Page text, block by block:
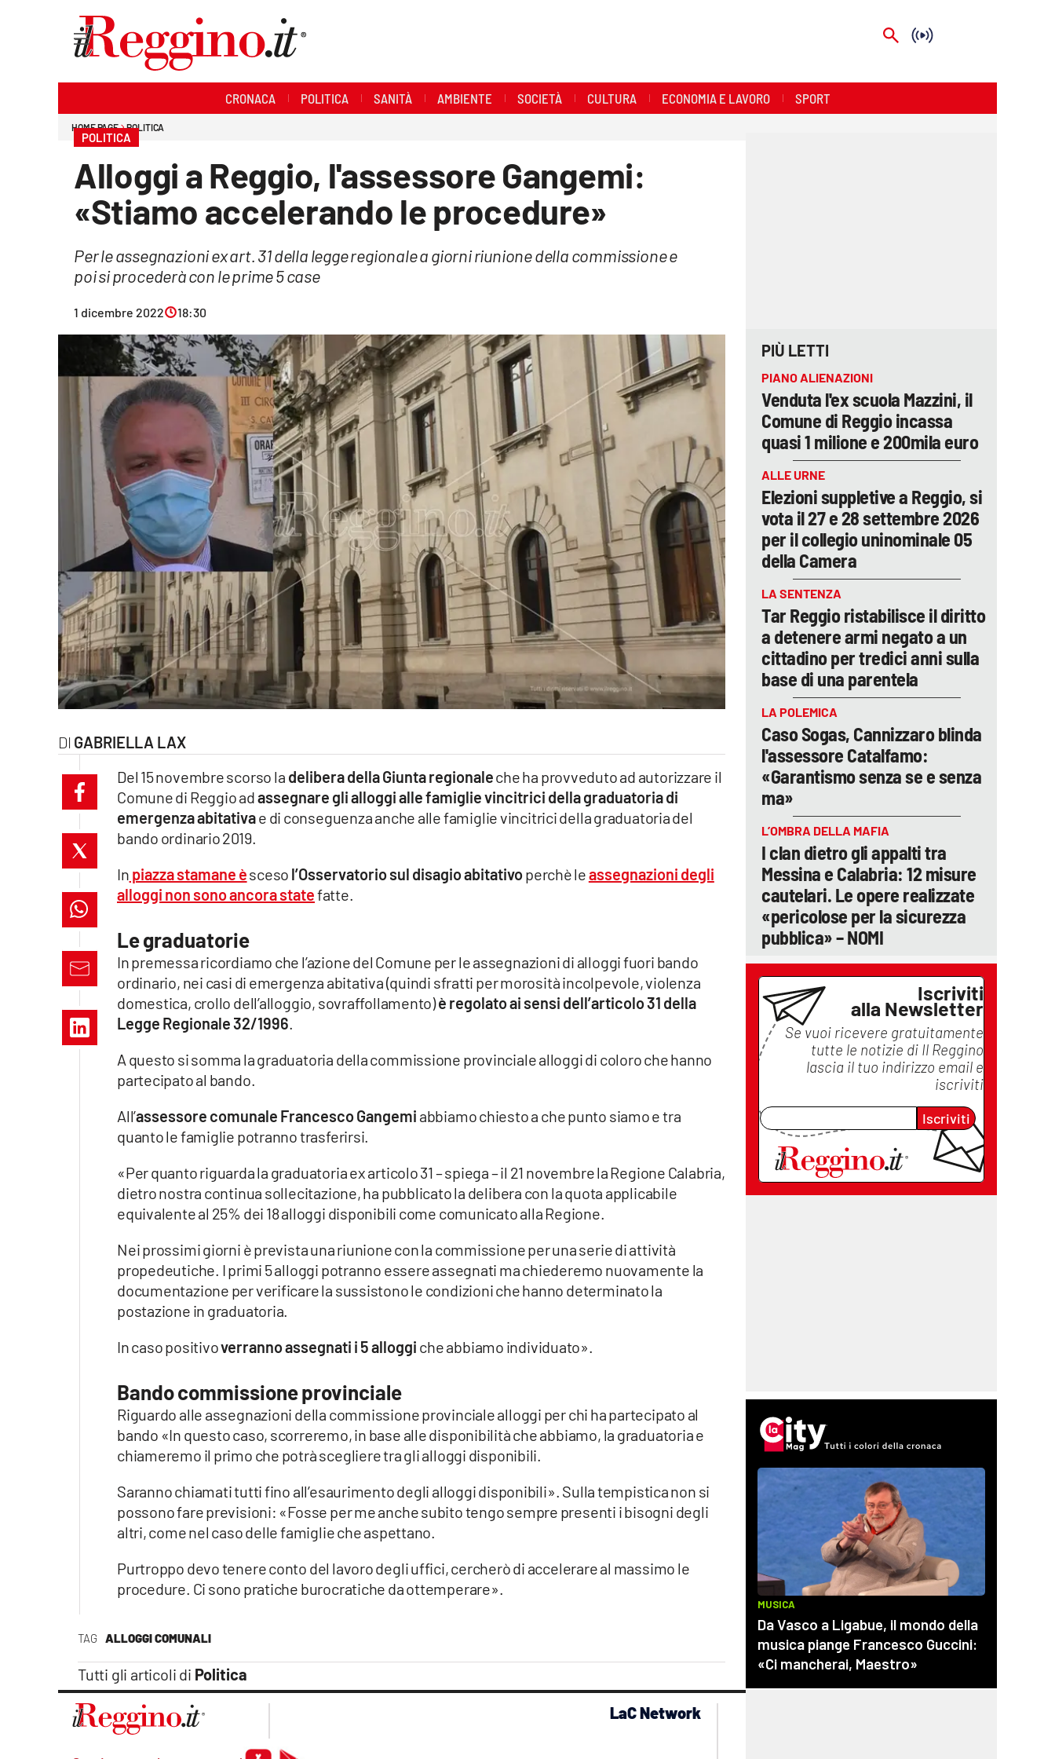
cosenzachannel.it
catanzarochannel.it
lacapitalenews.it
CRONACA POLITICA SANITÀ AMBIENTE SOCIETÀ CULTURA ECONOMIA E LAVORO SPORT
HOME PAGE POLITICA
POLITICA
Alloggi a Reggio, l'assessore Gangemi:
«Stiamo accelerando le procedure»
Per le assegnazioni ex art. 31 della legge regionale a giorni riunione della commissione e
poi si procederà con le prime 5 case
1 dicembre 2022 18:30
GABRIELLA LAX
TAG ALLOGGI COMUNALI
Tutti gli articoli di Politica
Del 15 novembre scorso la delibera della Giunta regionaleche ha provveduto ad autorizzare il
Comune di Reggio adassegnare gli alloggi alle famiglie vincitrici della graduatoria di
emergenza abitativae di conseguenza anche alle famiglie vincitrici della graduatoria del
bando ordinario 2019.
In piazza stamane èsceso l’Osservatorio sul disagio abitativoperchè leassegnazioni degli
alloggi non sono ancora statefatte.
Le graduatorie
In premessa ricordiamo che l’azione del Comune per le assegnazioni di alloggi fuori bando
ordinario, nei casi di emergenza abitativa (quindi sfratti per morosità incolpevole, violenza
domestica, crollo dell’alloggio, sovraffollamento)è regolato ai sensi dell’articolo 31 della
Legge Regionale 32/1996.
A questo si somma la graduatoria della commissione provinciale alloggi di coloro che hanno
partecipato al bando.
All’assessore comunale Francesco Gangemi abbiamo chiesto a che punto siamo e tra
quanto le famiglie potranno trasferirsi.
«Per quanto riguarda la graduatoria ex articolo 31 – spiega – il 21 novembre la Regione Calabria,
dietro nostra continua sollecitazione, ha pubblicato la delibera con la quota applicabile
equivalente al 25% dei 18 alloggi disponibili come comunicato alla Regione.
Nei prossimi giorni è prevista una riunione con la commissione per una serie di attività
propedeutiche. I primi 5 alloggi potranno essere assegnati ma chiederemo nuovamente la
documentazione per verificare la sussistono le condizioni che hanno determinato la
postazione in graduatoria.
In caso positivoverranno assegnati i 5 alloggi che abbiamo individuato».
Bando commissione provinciale
Riguardo alle assegnazioni della commissione provinciale alloggi per chi ha partecipato al
bando «In questo caso, scorreremo, in base alle disponibilità che abbiamo, la graduatoria e
chiameremo il primo che potrà scegliere tra gli alloggi disponibili.
Saranno chiamati tutti fino all’esaurimento degli alloggi disponibili». Sulla tempistica non si
possono fare previsioni: «Fosse per me anche subito tengo sempre presenti i bisogni degli
altri, come nel caso delle famiglie che aspettano.
Purtroppo devo tenere conto del lavoro degli uffici, cercherò di accelerare al massimo le
procedure. Ci sono pratiche burocratiche da ottemperare».
PIÙ LETTI
PIANO ALIENAZIONI
Venduta l'ex scuola Mazzini, il
Comune di Reggio incassa
quasi 1 milione e 200mila euro
ALLE URNE
Elezioni suppletive a Reggio, si
vota il 27 e 28 settembre 2026
per il collegio uninominale 05
della Camera
LA SENTENZA
Tar Reggio ristabilisce il diritto
a detenere armi negato a un
cittadino per tredici anni sulla
base di una parentela
LA POLEMICA
Caso Sogas, Cannizzaro blinda
l'assessore Catalfamo:
«Garantismo senza se e senza
ma»
L’OMBRA DELLA MAFIA
I clan dietro gli appalti tra
Messina e Calabria: 12 misure
cautelari. Le opere realizzate
«pericolose per la sicurezza
pubblica» – NOMI
Iscriviti
alla Newsletter
Se vuoi ricevere gratuitamente
tutte le notizie di Il Reggino
lascia il tuo indirizzo email e
iscriviti
Iscriviti
LaC Network